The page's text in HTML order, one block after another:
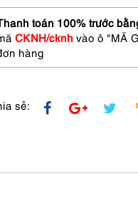
toán 100% trước
CKNH/cknh vào ô "MÃ
hàng
sẻ: